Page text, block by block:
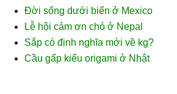
Đời sống dưới biển ở Mexico
Lễ hội cảm ơn chó ở Nepal
Sắp có định nghĩa mới về kg?
Cầu gấp kiểu origami ở Nhật